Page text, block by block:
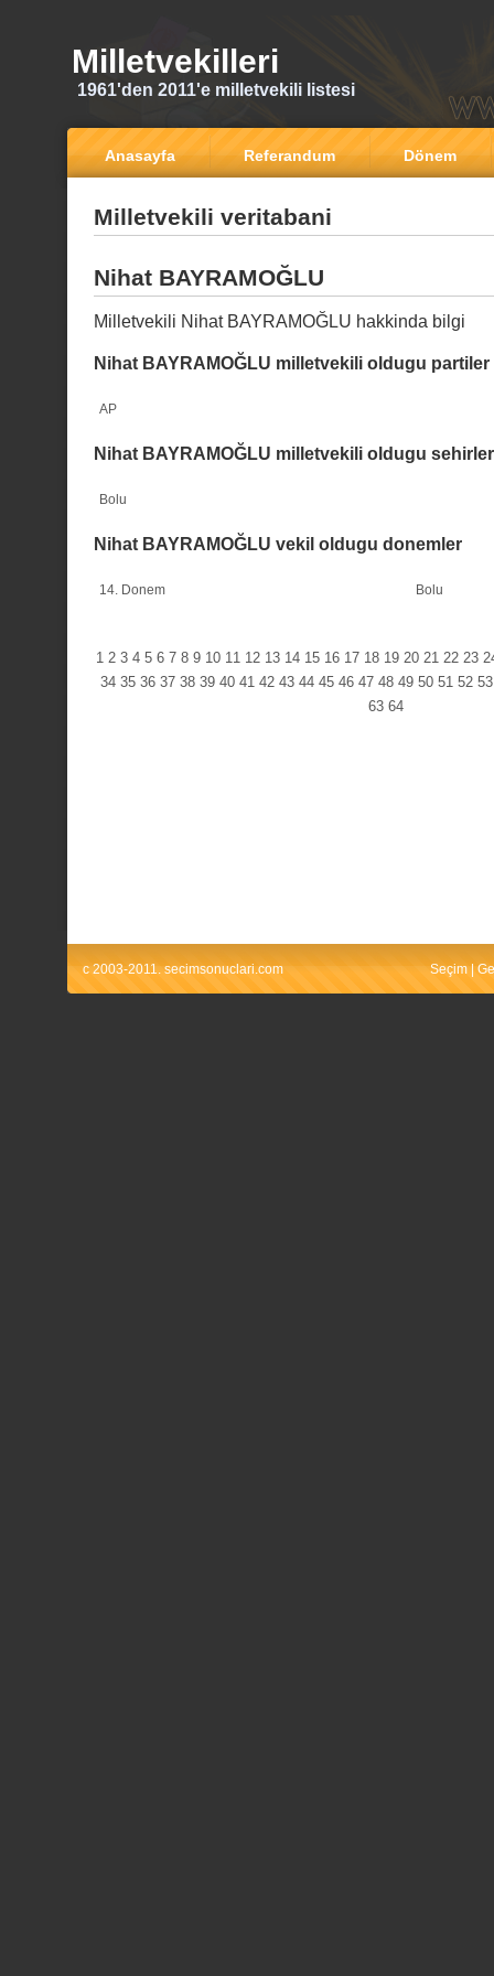
Milletvekilleri
1961'den 2011'e milletvekili listesi
Anasayfa Referandum Dönem
Milletvekili veritabani
Nihat BAYRAMOĞLU
Milletvekili Nihat BAYRAMOĞLU hakkinda bilgi
Nihat BAYRAMOĞLU milletvekili oldugu partiler
AP
Nihat BAYRAMOĞLU milletvekili oldugu sehirler
Bolu
Nihat BAYRAMOĞLU vekil oldugu donemler
14. Donem Bolu
1 2 3 4 5 6 7 8 9 10 11 12 13 14 15 16 17 18 19 20 21 22 23
34 35 36 37 38 39 40 41 42 43 44 45 46 47 48 49 50 51 52 53
63 64
c 2003-2011. secimsonuclari.com Seçim